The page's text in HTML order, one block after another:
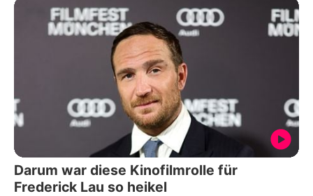
Darum war diese Kinofilmrolle für
Frederick Lau so heikel